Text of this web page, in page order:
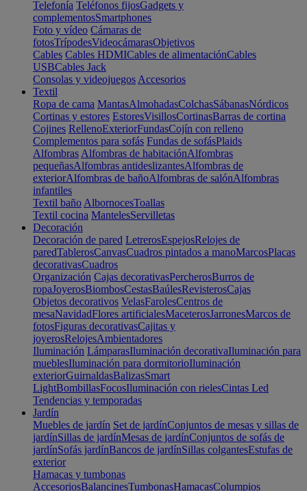
Telefonía Teléfonos fijosGadgets y
complementosSmartphones
Foto y vídeo Cámaras de
fotosTrípodesVideocámarasObjetivos
Cables Cables HDMICables de alimentaciónCables
USBCables Jack
Consolas y videojuegos Accesorios
Textil
Ropa de cama MantasAlmohadasColchasSábanasNórdicos
Cortinas y estores EstoresVisillosCortinasBarras de cortina
Cojines RellenoExteriorFundasCojín con relleno
Complementos para sofás Fundas de sofásPlaids
Alfombras Alfombras de habitaciónAlfombras
pequeñasAlfombras antideslizantesAlfombras de
exteriorAlfombras de bañoAlfombras de salónAlfombras
infantiles
Textil baño AlbornocesToallas
Textil cocina MantelesServilletas
Decoración
Decoración de pared LetrerosEspejosRelojes de
paredTablerosCanvasCuadros pintados a manoMarcosPlacas
decorativasCuadros
Organización Cajas decorativasPercherosBurros de
ropaJoyerosBiombosCestasBaúlesRevisterosCajas
Objetos decorativos VelasFarolesCentros de
mesaNavidadFlores artificialesMaceterosJarronesMarcos de
fotosFiguras decorativasCajitas y
joyerosRelojesAmbientadores
Iluminación LámparasIluminación decorativaIluminación para
mueblesIluminación para dormitorioIluminación
exteriorGuirnaldasBalizasSmart
LightBombillasFocosIluminación con rielesCintas Led
Tendencias y temporadas
Jardín
Muebles de jardín Set de jardínConjuntos de mesas y sillas de
jardínSillas de jardínMesas de jardínConjuntos de sofás de
jardínSofás jardínBancos de jardínSillas colgantesEstufas de
exterior
Hamacas y tumbonas
AccesoriosBalancinesTumbonasHamacasColumpios